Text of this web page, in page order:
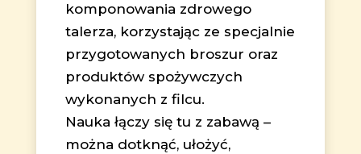
komponowania zdrowego
talerza, korzystając ze specjalnie
przygotowanych broszur oraz
produktów spożywczych
wykonanych z filcu.
Nauka łączy się tu z zabawą –
można dotknąć, ułożyć,